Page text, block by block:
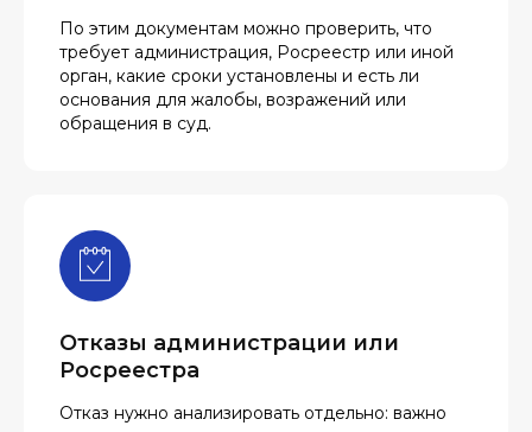
По этим документам можно проверить, что
требует администрация, Росреестр или иной
орган, какие сроки установлены и есть ли
основания для жалобы, возражений или
обращения в суд.
Отказы администрации или
Росреестра
Отказ нужно анализировать отдельно: важно